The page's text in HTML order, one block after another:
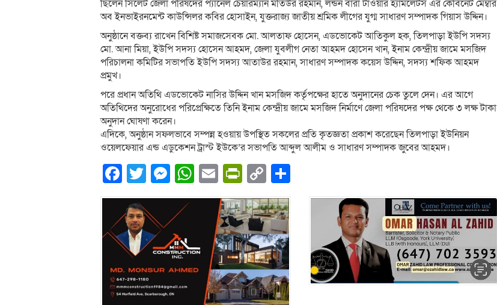
ছিলেন সিলেট জেলা পরিষদের প্যানেল চেয়ারম্যান মতিউর রহমান, লন্ডন বারা টাওয়ার হ্যামলেটস এর কেবিনেট মেম্বার
অব ইনভাইরনমেন্ট কাউন্সিলর কবির হোসাইন, যুক্তরাজ্য জাতীয় শ্রমিক লীগের যুগ্ম সাধারণ সম্পাদক গিয়াস উদ্দিন।
অনুষ্ঠানে বক্তব্য রাখেন বিশিষ্ট সমাজসেবক মো. আলতাফ হোসেন, এডভোকেট আতিকুল হক, তিলপাড়া ইউপি সদস্য
মো. আনা মিয়া, ইউপি সদস্য হোসেন আহমদ, জেলা যুবলীগ নেতা আহমদ হোসেন খান, ইনাম কেন্দ্রীয় জামে মসজিদ
পরিচালনা কমিটির সভাপতি ইউপি সদস্য আতাউর রহমান, সাধারণ সম্পাদক কয়েস উদ্দিন, সদস্য শফিক আহমদ
প্রমুখ।
পরে প্রধান অতিথি এডভোকেট নাসির উদ্দিন খান মসজিদ কর্তৃপক্ষের হাতে অনুদানের চেক তুলে দেন। এর আগে
অতিথিদের অনুরোধের পরিপ্রেক্ষিতে তিনি ইনাম কেন্দ্রীয় জামে মসজিদ নির্মাণে জেলা পরিষদের পক্ষ থেকে ৩ লক্ষ টাকা
অনুদান ঘোষণা করেন।
এদিকে, অনুষ্ঠান সফলভাবে সম্পন্ন হওয়ায় উপস্থিত সকলের প্রতি কৃতজ্ঞতা প্রকাশ করেছেন তিলপাড়া ইউনিয়ন
ওয়েলফেয়ার এন্ড এডুকেশন ট্রাস্ট ইউকে’র সভাপতি আব্দুল আলীম ও সাধারণ সম্পাদক জুবের আহমদ।
Facebook
Twitter
Messenger
WhatsApp
EmailPrintFriendly
Copy
Link